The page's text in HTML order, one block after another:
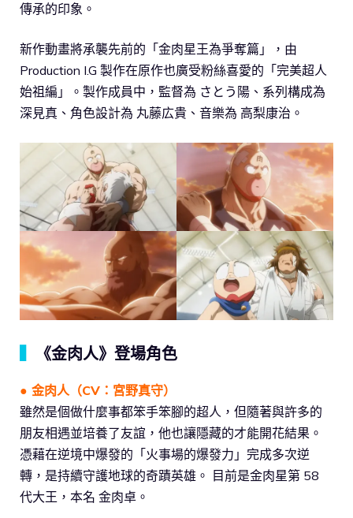
傳承的印象。
新作動畫將承襲先前的「金肉星王為爭奪篇」，由
Production I.G 製作在原作也廣受粉絲喜愛的「完美超人
始祖編」。製作成員中，監督為 さとう陽、系列構成為
深見真、角色設計為 丸藤広貴、音樂為 高梨康治。
《金肉人》登場角色
● 金肉人（CV：宮野真守）
雖然是個做什麼事都笨手笨腳的超人，但隨著與許多的
朋友相遇並培養了友誼，他也讓隱藏的才能開花結果。
憑藉在逆境中爆發的「火事場的爆發力」完成多次逆
轉，是持續守護地球的奇蹟英雄。 目前是金肉星第 58
代大王，本名 金肉卓。